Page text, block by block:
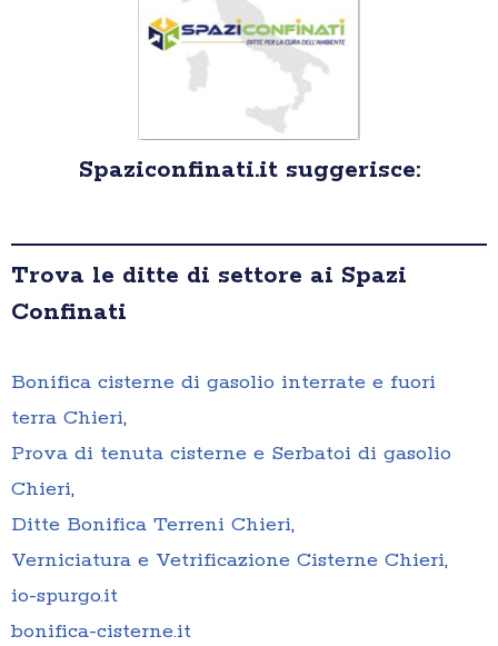
Spaziconfinati.it suggerisce:
Trova le ditte di settore ai Spazi
Confinati
Bonifica cisterne di gasolio interrate e fuori
terra Chieri,
Prova di tenuta cisterne e Serbatoi di gasolio
Chieri,
Ditte Bonifica Terreni Chieri,
Verniciatura e Vetrificazione Cisterne Chieri,
io-spurgo.it
bonifica-cisterne.it